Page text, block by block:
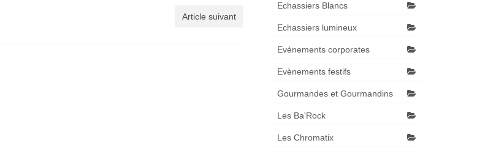
Article suivant
Echassiers Blancs
Echassiers lumineux
Evènements corporates
Evènements festifs
Gourmandes et Gourmandins
Les Ba'Rock
Les Chromatix